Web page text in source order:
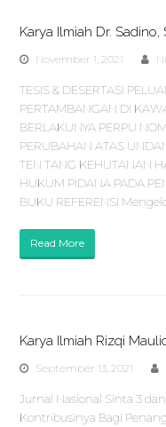
Karya Ilmiah Dr. Sadino,
November 1, 2021
TESIS & DESERTASI
PERTAMBANGAN DI
BERLAKUNYA PERPU
PERUBAHAN ATAS
TEN TANG KEHUTANAN
HUKUM PIDANA PADA
BUKU REFERENSI
Read More
Karya Ilmiah Rizqi
September 13, 2021
Jurnal Nasional Sinta 3
Kontribusinya Bagi